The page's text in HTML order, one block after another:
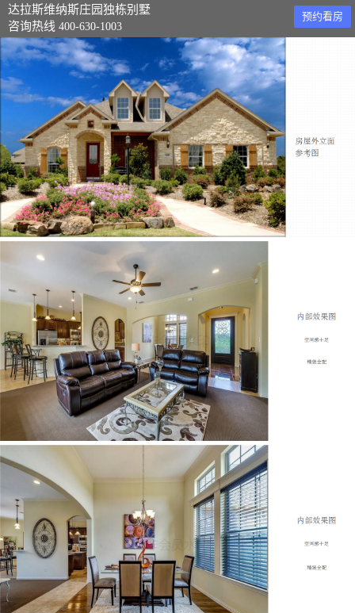
预约看房
达拉斯维纳斯庄园独栋别墅
咨询热线 400-630-1003